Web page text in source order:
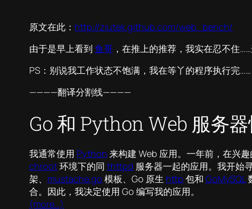
原文在此： http://ziutek.github.com/web_bench/
由于是早上看到 鱼哥 ，在推上的推荐，我实在忍不住
PS：别说我工作状态不饱满，我在等丫的程序执行完……
————翻译分割线————
Go 和 Python Web 服务
我通常使用 Python 来构建 Web 应用。一年前，在兴
chroot环境下的同 thttpd 服务器一起的应用。我开始
架、 mustache.go 模板、Go 原生 http 包和 GoMySQL
合。因此，我决定使用 Go 编写我的应用。
(more…)